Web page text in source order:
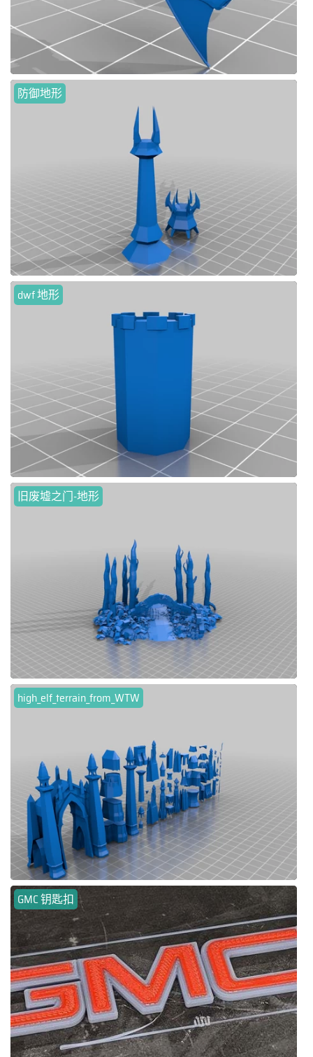
防御地形
dwf 地形
旧废墟之门-地形
high_elf_terrain_from_WTW
GMC 钥匙扣